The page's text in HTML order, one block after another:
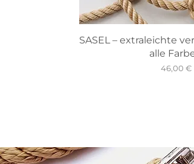
SASEL – extraleichte
alle
Preis
46,00 €